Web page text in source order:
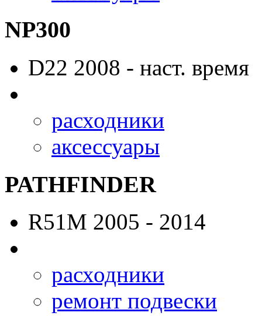
NP300
D22 2008 - наст. время
расходники
аксессуары
PATHFINDER
R51M 2005 - 2014
расходники
ремонт подвески